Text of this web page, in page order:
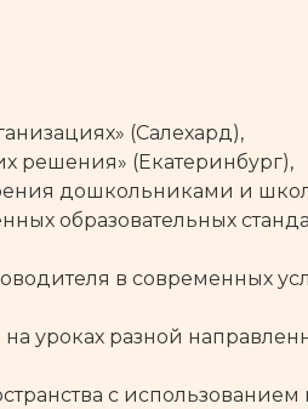
(Салехард),
решения» (Екатеринбург),
дошкольниками и
образовательных
в современных
уроках разной
с